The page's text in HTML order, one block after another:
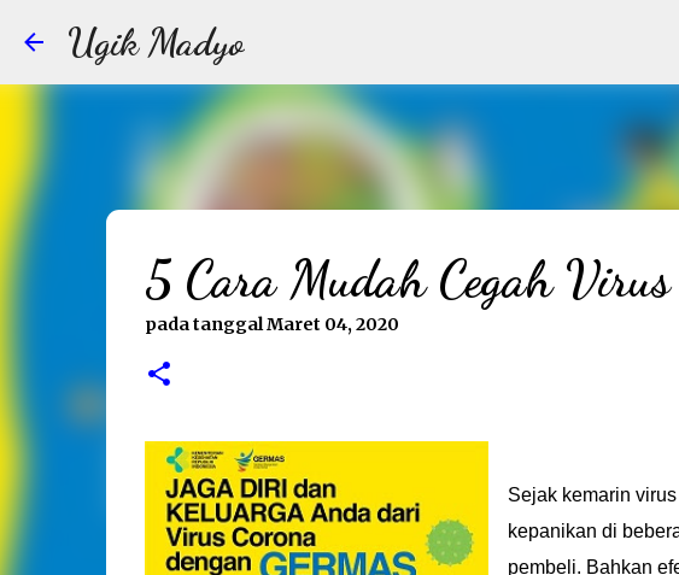
Ugik Madyo
5 Cara Mudah Cegah
pada tanggalMaret 04, 2020
Sejak kemarin
kepanikan di
pembeli. Bahkan